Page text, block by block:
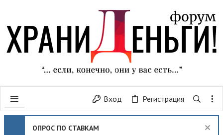
Вход Регистрация
ОПРОС ПО СТАВКАМ